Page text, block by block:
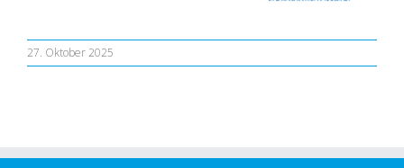
27. Oktober 2025